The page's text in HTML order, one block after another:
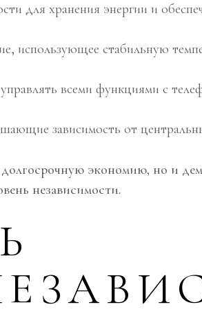
для хранения энергии и
использующее стабильную
всеми функциями с
зависимость от
долгосрочную экономию, но и
независимости.